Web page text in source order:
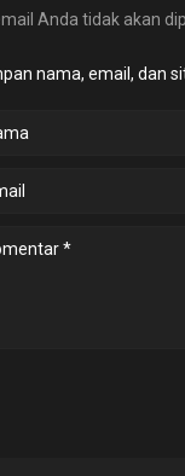
Anda tidak akan
nama, email, dan